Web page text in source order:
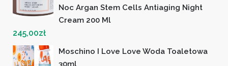
Noc Argan Stem Cells Antiaging Night
Cream 200 Ml
245,00zł
Moschino I Love Love Woda Toaletowa
30ml